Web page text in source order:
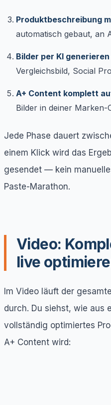
Produktbeschreibung
automatisch gebaut, an
Bilder per KI generieren
Vergleichsbild, Social
A+ Content komplett
Bilder in deiner Marken-
Jede Phase dauert
einem Klick wird das
gesendet — kein
Paste-Marathon.
Video:
live
Im Video läuft der
durch. Du siehst, wie aus
vollständig optimiertes
A+ Content wird: